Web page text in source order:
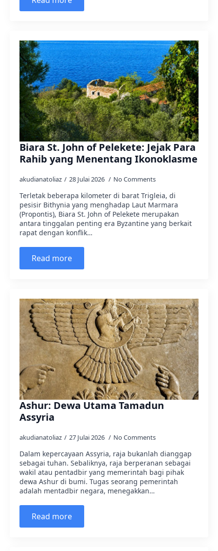
Biara St. John of Pelekete: Jejak Para
Rahib yang Menentang Ikonoklasme
akudianatoliaz 28 Julai 2026 No Comments
Terletak beberapa kilometer di barat Trigleia, di
pesisir Bithynia yang menghadap Laut Marmara
(Propontis), Biara St. John of Pelekete merupakan
antara tinggalan penting era Byzantine yang berkait
rapat dengan konflik…
Read more
Ashur: Dewa Utama Tamadun
Assyria
akudianatoliaz 27 Julai 2026 No Comments
Dalam kepercayaan Assyria, raja bukanlah dianggap
sebagai tuhan. Sebaliknya, raja berperanan sebagai
wakil atau pentadbir yang memerintah bagi pihak
dewa Ashur di bumi. Tugas seorang pemerintah
adalah mentadbir negara, menegakkan…
Read more